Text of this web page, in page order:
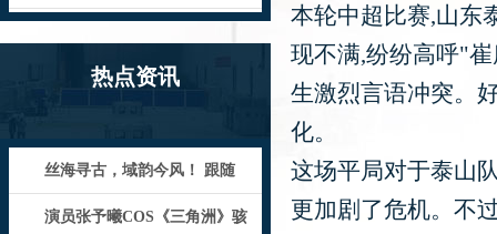
热点资讯
丝海寻古，域韵今风！ 跟随
《魔域口袋版》感受泉州文化魅力
演员张予曦COS《三角洲》骇
本轮中超比赛,山东
现不满,纷纷高呼"
生激烈言语冲突。
化。
这场平局对于泰山
更加剧了危机。不